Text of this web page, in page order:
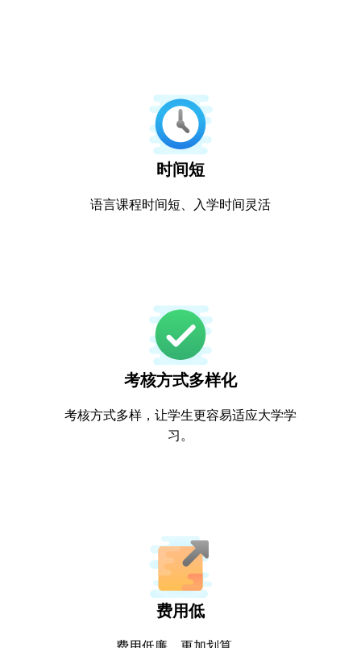
时间短
语言课程时间短、入学时间灵活
考核方式多样化
考核方式多样，让学生更容易适应大学学
习。
费用低